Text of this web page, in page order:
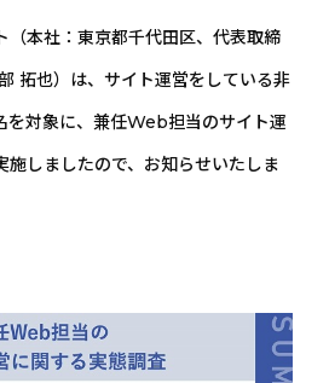
（本社：東京都千代田区、代表取締
拓也）は、サイト運営をしている非
を対象に、兼任Web担当のサイト運
施しましたので、お知らせいたしま